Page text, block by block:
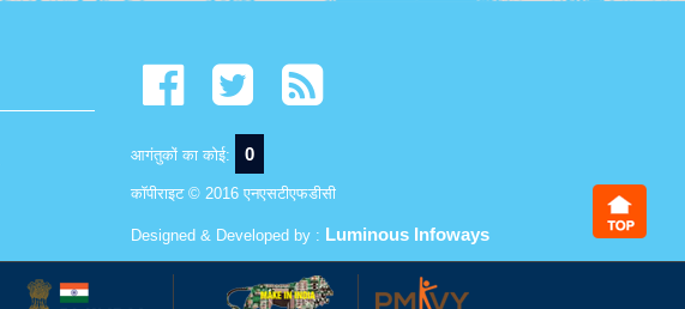
आगंतुकों का कोई: 0
कॉपीराइट © 2016 एनएसटीएफडीसी
Designed & Developed by : Luminous Infoways